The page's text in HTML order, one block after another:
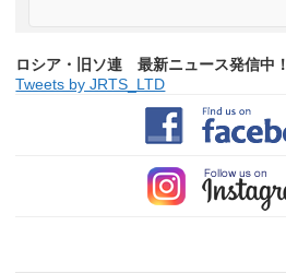
ロシア・旧ソ連 最新ニュース発信中！
Tweets by JRTS_LTD